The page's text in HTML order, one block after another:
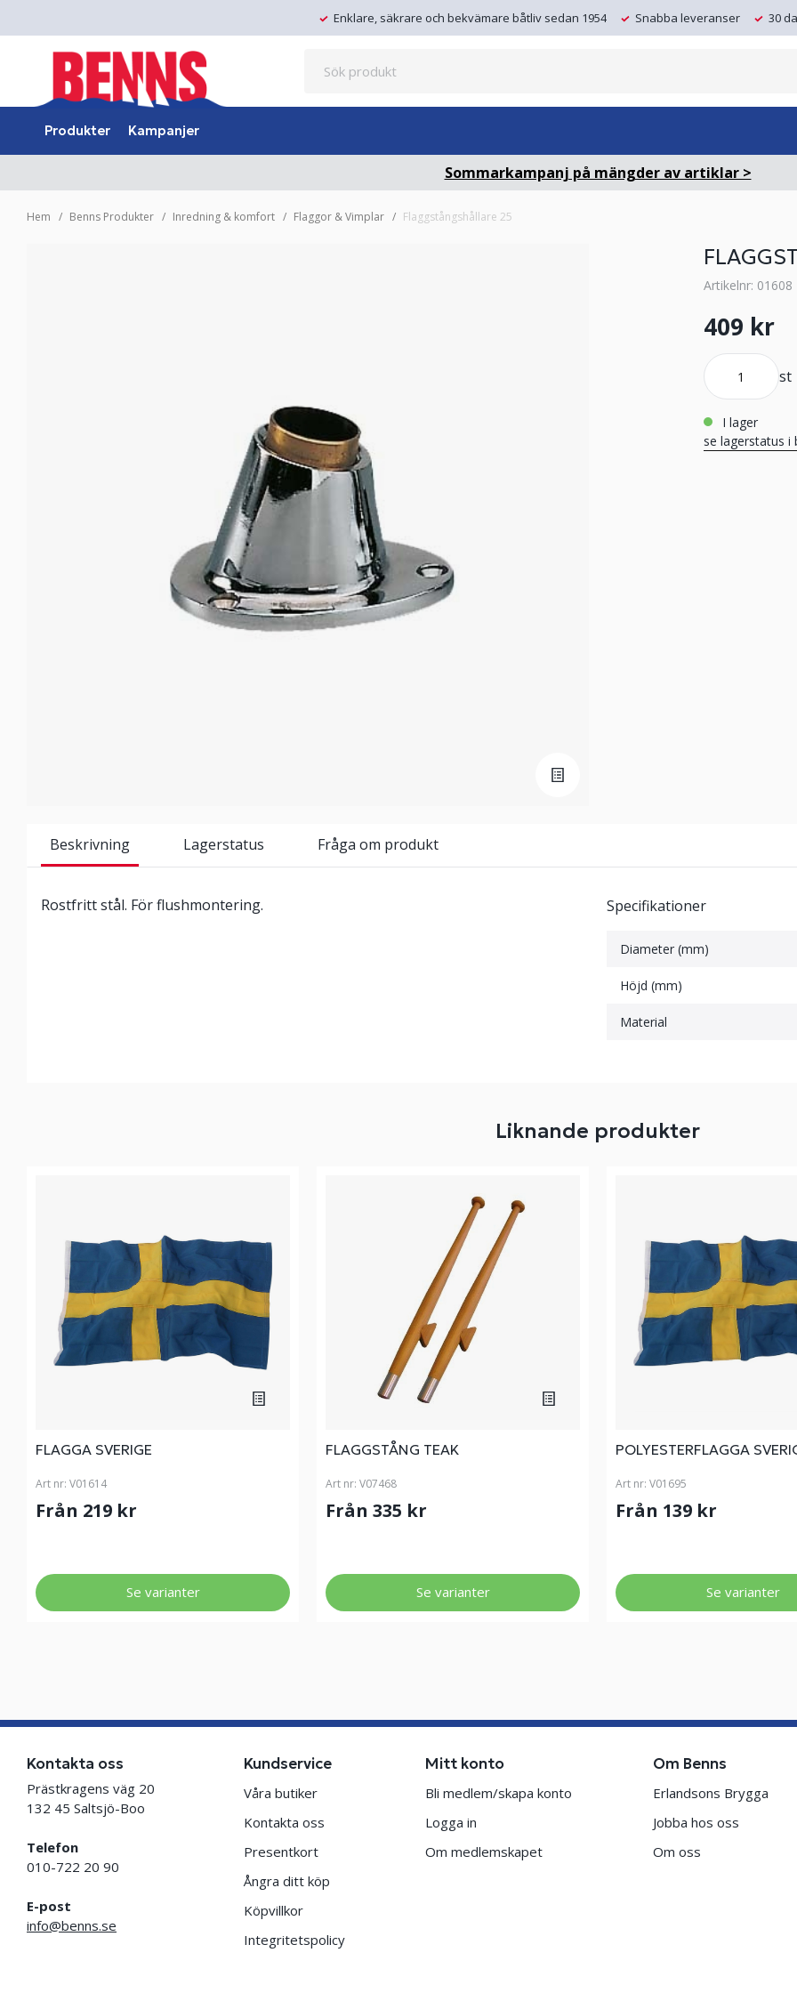
Enklare, säkrare och bekvämare båtliv sedan 1954 Snabba leveranser 30
Produkter Kampanjer
Sommarkampanj på mängder av artiklar >
Hem Benns Produkter Inredning & komfort Flaggor & Vimplar Flaggstångshållare 25
Artikelnr: 01608
409 kr
st
i lager
se lagerstatus i
Beskrivning Lagerstatus Fråga om produkt
Rostfritt stål. För flushmontering. Specifikationer
Diameter (mm)
Höjd (mm)
Material
Liknande produkter
FLAGGA SVERIGE
Art nr: V01614
Från 219 kr
Se varianter
FLAGGSTÅNG TEAK
Art nr: V07468
Från 335 kr
Se varianter
POLYESTERFLAGGA
Art nr: V01695
Från 139 kr
Se varianter
Kontakta oss
Prästkragens väg 20
132 45 Saltsjö-Boo
Telefon
010-722 20 90
E-post
info@benns.se
Kundservice
Våra butiker
Kontakta oss
Presentkort
Ångra ditt köp
Köpvillkor
Integritetspolicy
Mitt konto
Bli medlem/skapa konto
Logga in
Om medlemskapet
Om Benns
Erlandsons Brygga
Jobba hos oss
Om oss